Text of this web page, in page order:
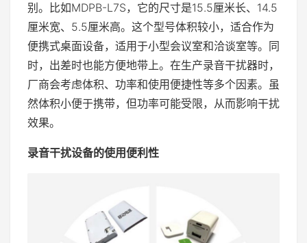
别。比如MDPB-L7S，它的尺寸是15.5厘米长、14.5
厘米宽、5.5厘米高。这个型号体积较小，适合作为
便携式桌面设备，适用于小型会议室和洽谈室等。同
时，出差时也能方便地带上。在生产录音干扰器时，
厂商会考虑体积、功率和使用便捷性等多个因素。虽
然体积小便于携带，但功率可能受限，从而影响干扰
效果。
录音干扰设备的使用便利性